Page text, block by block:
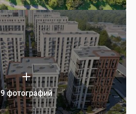
9 фотографий